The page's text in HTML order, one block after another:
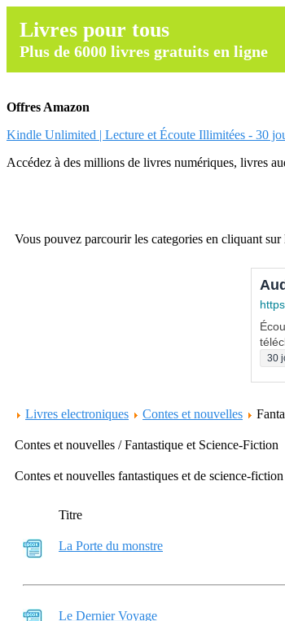
Livres pour tous
Plus de 6000 livres gratuits en ligne
Offres Amazon
Kindle Unlimited | Lecture et Écoute Illimitées - 30
Accédez à des millions de livres numériques, livres
Vous pouvez parcourir les categories en cliquant sur
30
Livres electroniques Contes et nouvelles
Contes et nouvelles / Fantastique et Science-Fiction
Contes et nouvelles fantastiques et de science-fiction
Titre
La Porte du monstre
Le Dernier Voyage